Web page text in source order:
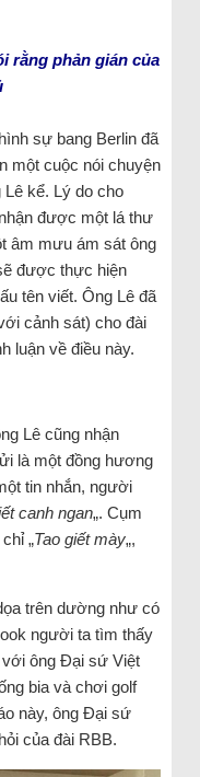
rằng phản gián của
sự bang Berlin đã
một cuộc nói chuyện
kể. Lý do cho
được một lá thư
âm mưu ám sát ông
được thực hiện
tên viết. Ông Lê đã
cảnh sát) cho đài
luận về điều này.
Lê cũng nhận
là một đồng hương
tin nhắn, người
canh ngan„. Cụm
„Tao giết mày„,
trên dường như có
người ta tìm thấy
ông Đại sứ Việt
bia và chơi golf
này, ông Đại sứ
của đài RBB.